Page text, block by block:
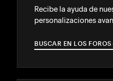
Recibe la ayuda de
personalizaciones
BUSCAR EN LOS FOROS
→